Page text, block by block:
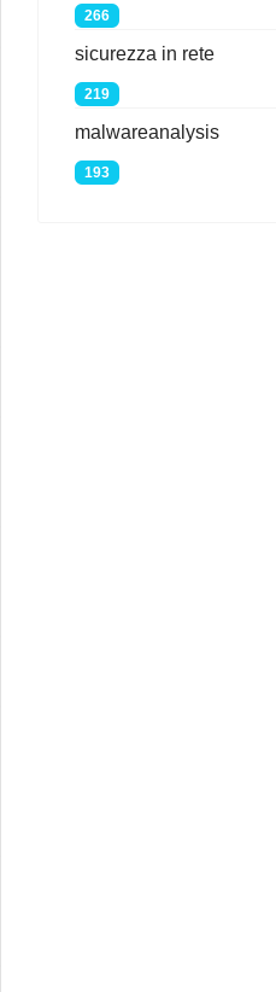
266
sicurezza in rete
219
malwareanalysis
193